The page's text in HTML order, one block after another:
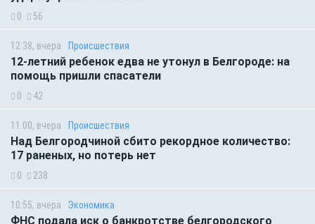
0 56
12:38, вчера Происшествия
12-летний ребенок едва не утонул в Белгороде: на
помощь пришли спасатели
0 42
11:00, вчера Происшествия
Над Белгородчиной сбито рекордное количество:
17 раненых, но потерь нет
0 238
10:55, вчера Экономика
ФНС подала иск о банкротстве белгородского